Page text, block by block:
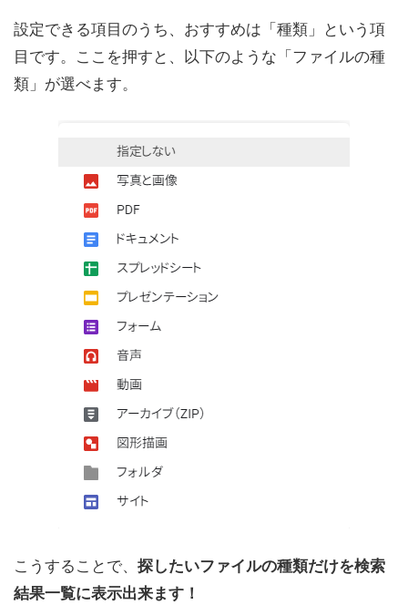
設定できる項目のうち、おすすめは「種類」という項
目です。ここを押すと、以下のような「ファイルの種
類」が選べます。
こうすることで、 探したいファイルの種類だけを検索
結果一覧に表示出来ます！